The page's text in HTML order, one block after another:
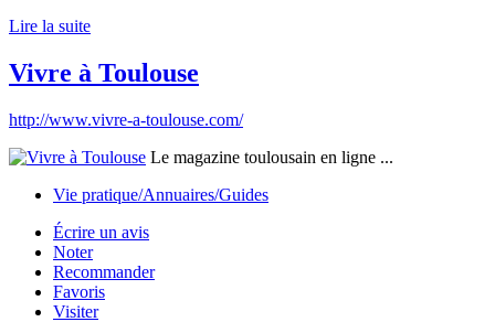
Lire la suite
Vivre à Toulouse
http://www.vivre-a-toulouse.com/
Le magazine toulousain en ligne ...
Vie pratique/Annuaires/Guides
Écrire un avis
Noter
Recommander
Favoris
Visiter